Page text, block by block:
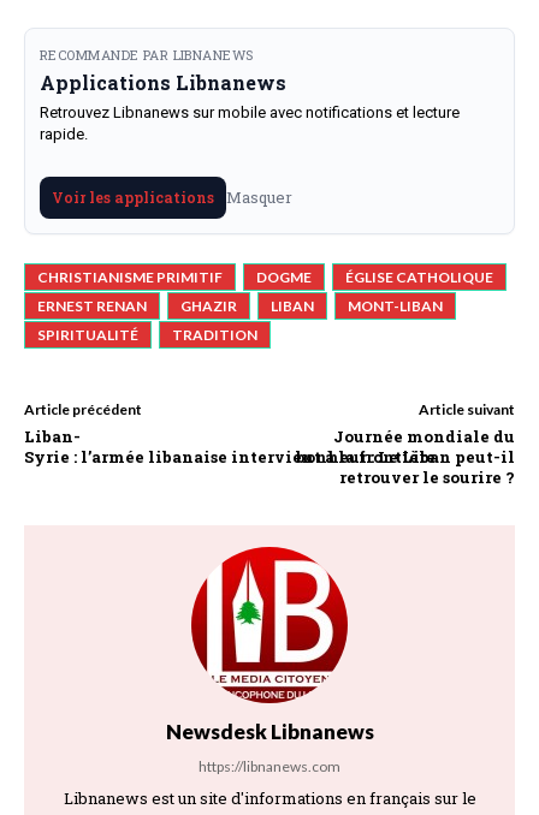
RECOMMANDE PAR LIBNANEWS
Applications Libnanews
Retrouvez Libnanews sur mobile avec notifications et lecture
rapide.
Voir les applications Masquer
CHRISTIANISME PRIMITIF DOGME
ÉGLISE CATHOLIQUE
ERNEST RENAN
GHAZIR LIBAN
MONT-LIBAN
SPIRITUALITÉ
TRADITION
Article précédent
Liban-
Syrie : l’armée libanaise intervient à la frontière
Article suivant
Journée mondiale du
bonheur : Le Liban peut-il
retrouver le sourire ?
Newsdesk Libnanews
https://libnanews.com
Libnanews est un site d'informations en français sur le